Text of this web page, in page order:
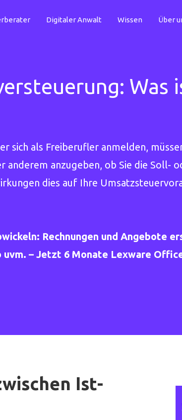
Digitaler Anwalt Wissen Über
Was
sich als Freiberufler anmelden,
anderem anzugeben, ob Sie die Soll-
dies auf Ihre
Rechnungen und Angebote
uvm. – Jetzt 6 Monate Lexware
Ist-